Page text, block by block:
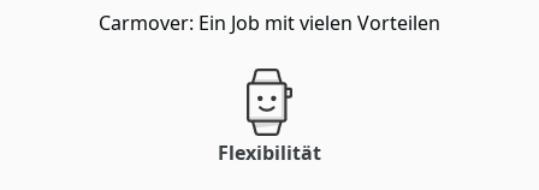
Carmover: Ein Job mit vielen Vorteilen
Flexibilität